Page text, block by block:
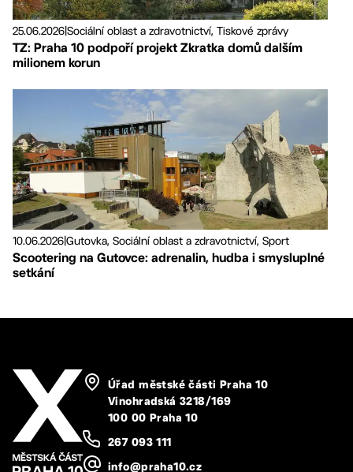
25.06.2026Sociální oblast a zdravotnictví, Tiskové zprávy
TZ: Praha 10 podpoří projekt Zkratka domů dalším
milionem korun
10.06.2026Gutovka, Sociální oblast a zdravotnictví, Sport
Scootering na Gutovce: adrenalin, hudba i smysluplné
setkání
Úřad městské části Praha 10
Vinohradská 3218/169
100 00 Praha 10
267 093 111
info@praha10.cz